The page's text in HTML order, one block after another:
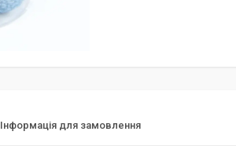
Інформація для замовлення